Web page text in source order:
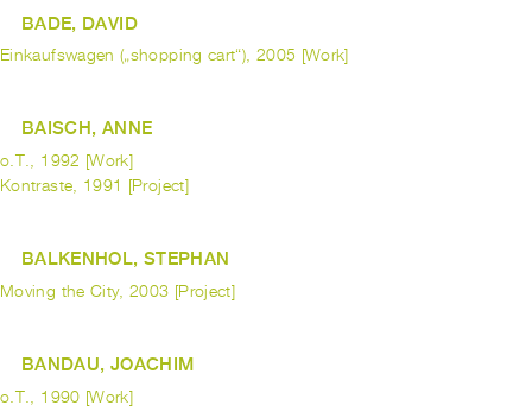
BADE, DAVID
Einkaufswagen („shopping cart“), 2005 [Work]
BAISCH, ANNE
o.T., 1992 [Work]
Kontraste, 1991 [Project]
BALKENHOL, STEPHAN
Moving the City, 2003 [Project]
BANDAU, JOACHIM
o.T., 1990 [Work]